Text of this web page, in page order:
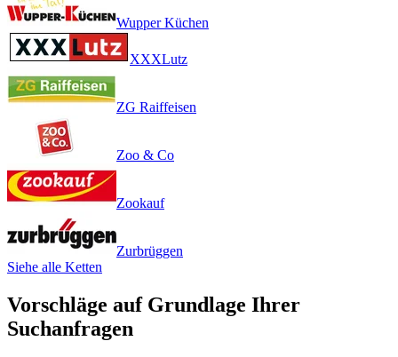
Wupper Küchen
XXXLutz
ZG Raiffeisen
Zoo & Co
Zookauf
Zurbrüggen
Siehe alle Ketten
Vorschläge auf Grundlage Ihrer
Suchanfragen